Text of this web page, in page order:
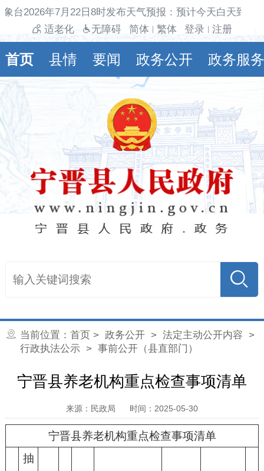
台2026年7月22日8时发布天气预报：预计今天白天到
适老化
无障碍 简体 繁体 登录 注册
首页 县情 要闻 政务公开 政务服务
当前位置： 首页 > 政务公开> 法定主动公开内容 >
行政执法公示> 事前公开（县直部门）
宁晋县养老机构重点检查事项清单
来源：民政局 时间：2025-05-30
宁晋县养老机构重点检查事项清单
抽